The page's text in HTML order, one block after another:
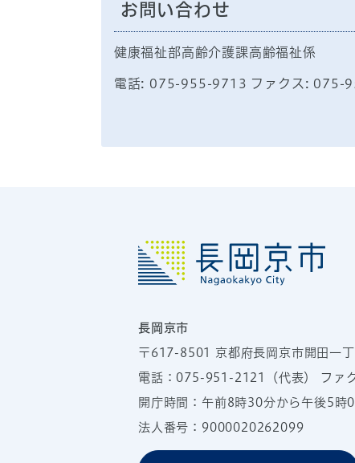
お問い合わせ
健康福祉部高齢介護課高齢福祉係
電話: 075-955-9713 ファクス: 075-
長岡京市
〒617-8501 京都府長岡京市開田一
電話：075-951-2121 （代表） ファ
開庁時間：午前8時30分から午後5
法人番号：9000020262099